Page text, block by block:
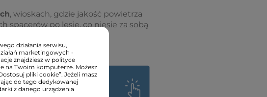
, wioskach, gdzie jakość powietrza
spacerów po lesie, co niesie za sobą
olejków eterycznych.
działania serwisu,
marketingowych -
znajdziesz w polityce
na Twoim komputerze. Możesz
pliki cookie”. Jeżeli masz
do tego dedykowanej
z danego urządzenia